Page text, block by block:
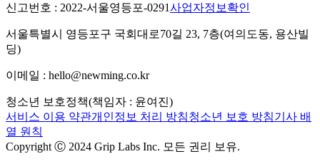
신고번호 : 2022-서울영등포-0291사업자정보확인
서울특별시 영등포구 국회대로70길 23, 7층(여의도동, 용산빌
딩)
이메일 : hello@newming.co.kr
청소년 보호정책(책임자 : 윤여진)
서비스 이용 약관개인정보 처리 방침청소년 보호 방침기사 배
열 원칙
Copyright Ⓒ 2024 Grip Labs Inc. 모든 권리 보유.